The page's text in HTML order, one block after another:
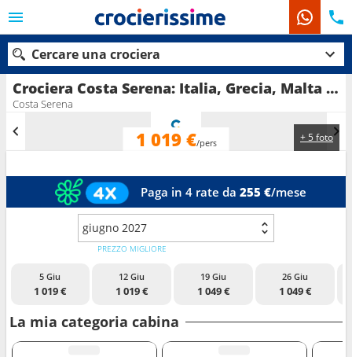
Crociera Costa Serena: Italia, Grecia, Malta in partenza da Catania
Costa Serena
+ 5 foto
1 019 €/pers
Paga in 4 rate da 255 €/mese
giugno 2027
5 Giu
1 019 €
PREZZO MIGLIORE
12 Giu
1 019 €
19 Giu
1 049 €
26 Giu
1 049 €
La mia categoria cabina
Cercare una crociera
Le nostre destinazioni
Mesi di partenza
Porti Compagnie
Ricerca